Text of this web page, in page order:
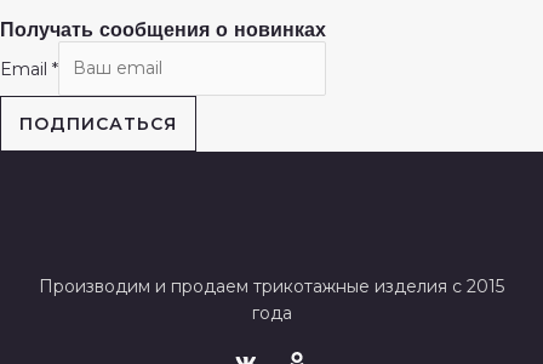
Получать сообщения о новинках
Email *
ПОДПИСАТЬСЯ
Производим и продаем трикотажные изделия с 2015
года